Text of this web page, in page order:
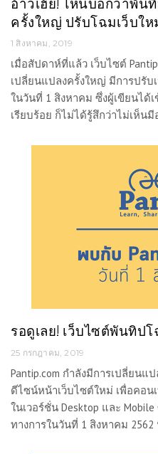
ครั้งใหญ่ ปรับโฉมเว็บให
1 สิงหาคม, 2019
เมื่อสัปดาห์ที่แล้ว เว็บไซต์
เปลี่ยนแปลงครั้งใหญ่ มีการปรั
ในวันที่ 1 สิงหาคม ซึ่งผู้เขียนได้
เรียบร้อย ก็ไม่ได้รู้สึกว่าไม่เห็น
รอดูเลย! เว็บไซต์พันทิป
25 กรกฎาคม, 2019
Pantip.com กำลังมีการเปลี่ยน
ดีไซน์หน้าเว็บไซต์ใหม่ เพื่อคอ
ในเวอร์ชั่น Desktop และ
ทางการในวันที่ 1 สิงหาคม 2562